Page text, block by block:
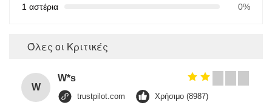
1 αστέρια
0%
Όλες οι Κριτικές
W
W*s
trustpilot.com Χρήσιμο (8987)